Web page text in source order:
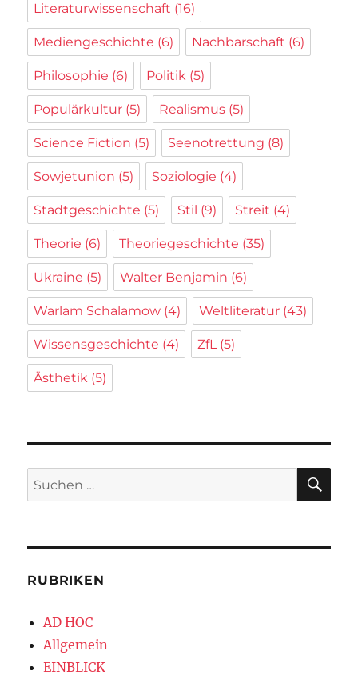
Literaturwissenschaft (16)
Mediengeschichte (6) Nachbarschaft (6)
Philosophie (6) Politik (5)
Populärkultur (5) Realismus (5)
Science Fiction (5) Seenotrettung (8)
Sowjetunion (5) Soziologie (4)
Stadtgeschichte (5) Stil (9) Streit (4)
Theorie (6) Theoriegeschichte (35)
Ukraine (5) Walter Benjamin (6)
Warlam Schalamow (4) Weltliteratur (43)
Wissensgeschichte (4) ZfL(5)
Ästhetik (5)
Suchen
nach:
RUBRIKEN
AD HOC
Allgemein
EINBLICK